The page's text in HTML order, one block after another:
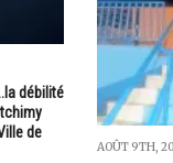
débilité
de
AOÛT 9TH,